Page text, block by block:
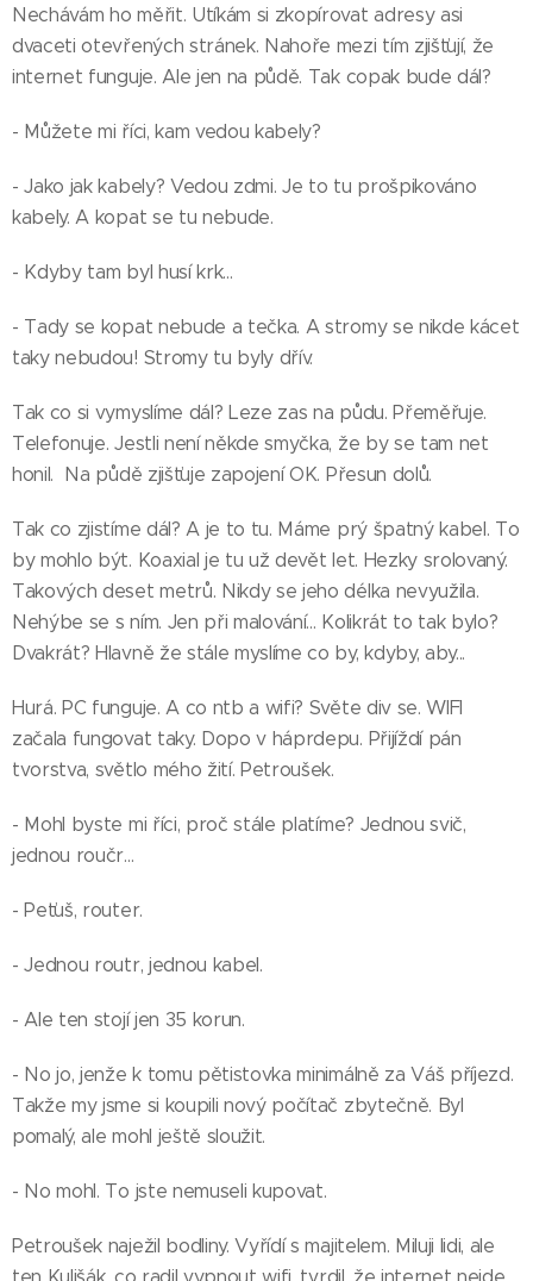
Nechávám ho měřit. Utíkám si zkopírovat adresy asi
dvaceti otevřených stránek. Nahoře mezi tím zjišťují, že
internet funguje. Ale jen na půdě. Tak copak bude dál?
- Můžete mi říci, kam vedou kabely?
- Jako jak kabely? Vedou zdmi. Je to tu prošpikováno
kabely. A kopat se tu nebude.
- Kdyby tam byl husí krk...
- Tady se kopat nebude a tečka. A stromy se nikde kácet
taky nebudou! Stromy tu byly dřív.
Tak co si vymyslíme dál? Leze zas na půdu. Přeměřuje.
Telefonuje. Jestli není někde smyčka, že by se tam net
honil. Na půdě zjišťuje zapojení OK. Přesun dolů.
Tak co zjistíme dál? A je to tu. Máme prý špatný kabel. To
by mohlo být. Koaxial je tu už devět let. Hezky srolovaný.
Takových deset metrů. Nikdy se jeho délka nevyužila.
Nehýbe se s ním. Jen při malování... Kolikrát to tak bylo?
Dvakrát? Hlavně že stále myslíme co by, kdyby, aby...
Hurá. PC funguje. A co ntb a wifi? Světe div se. WIFI
začala fungovat taky. Dopo v háprdepu. Přijíždí pán
tvorstva, světlo mého žití. Petroušek.
- Mohl byste mi říci, proč stále platíme? Jednou svič,
jednou roučr...
- Peťuš, router.
- Jednou routr, jednou kabel.
- Ale ten stojí jen 35 korun.
- No jo, jenže k tomu pětistovka minimálně za Váš příjezd.
Takže my jsme si koupili nový počítač zbytečně. Byl
pomalý, ale mohl ještě sloužit.
- No mohl. To jste nemuseli kupovat.
Petroušek naježil bodliny. Vyřídí s majitelem. Miluji lidi, ale
ten Kulišák, co radil vypnout wifi, tvrdil, že internet nejde